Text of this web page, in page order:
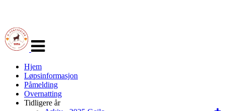
navigasjon
Hjem
Løpsinformasjon
Påmelding
Overnatting
Tidligere år